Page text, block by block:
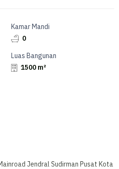
Kamar Mandi
0
Luas Bangunan
1500 m²
Jendral Sudirman Pusat Kota